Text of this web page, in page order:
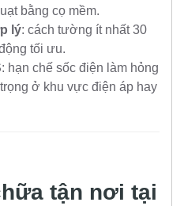
bằng cọ mềm.
lý: cách tường ít nhất 30
tối ưu.
: hạn chế sốc điện làm hỏng
ở khu vực điện áp hay
tận nơi tại